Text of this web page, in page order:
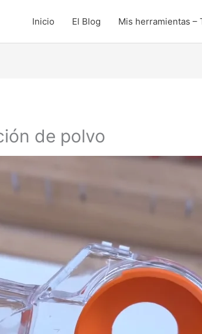
Inicio El Blog Mis herramientas –
de polvo